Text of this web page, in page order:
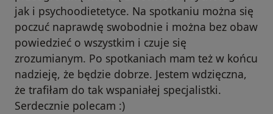
jak i psychoodietetyce. Na spotkaniu można się
poczuć naprawdę swobodnie i można bez obaw
powiedzieć o wszystkim i czuje się
zrozumianym. Po spotkaniach mam też w końcu
nadzieję, że będzie dobrze. Jestem wdzięczna,
że trafiłam do tak wspaniałej specjalistki.
Serdecznie polecam :)